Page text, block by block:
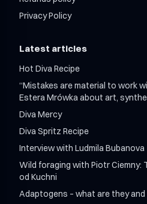
Privacy Policy
Latest articles
Hot Diva Recipe
“Mistakes are material to work
Estera Mrówka about art,
Diva Mercy
Diva Spritz Recipe
Interview with Ludmila Bubanova
Wild foraging with Piotr Ciemny:
od Kuchni
Adaptogens – what are they